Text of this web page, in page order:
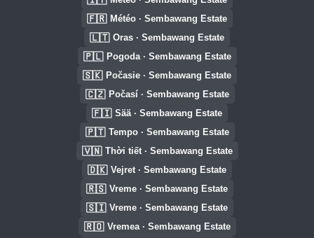
🇫🇷 Météo · Sembawang Estate
🇱🇹 Oras · Sembawang Estate
🇵🇱 Pogoda · Sembawang Estate
🇸🇰 Počasie · Sembawang Estate
🇨🇿 Počasí · Sembawang Estate
🇫🇮 Sää · Sembawang Estate
🇵🇹 Tempo · Sembawang Estate
🇻🇳 Thời tiết · Sembawang Estate
🇩🇰 Vejret · Sembawang Estate
🇷🇸 Vreme · Sembawang Estate
🇸🇮 Vreme · Sembawang Estate
🇷🇴 Vremea · Sembawang Estate